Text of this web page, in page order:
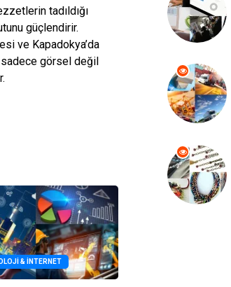
tadıldığı
güçlendirir.
ve Kapadokya’da
sadece görsel değil
& İNTERNET
Genel Kültür
Mobilya
Astroloji
Cam
Bebek Giyim